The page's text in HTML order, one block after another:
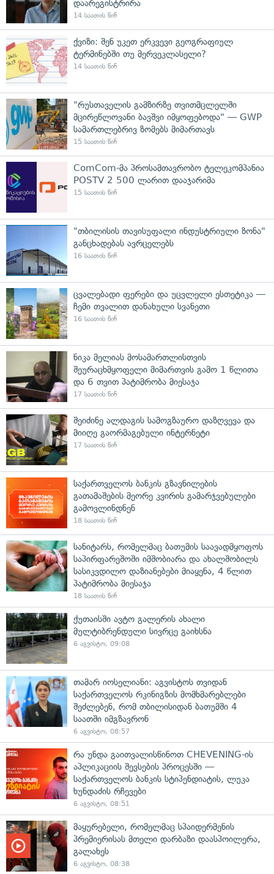
დაარეგისტრირა
14 საათის წინ
ქვიზი: შენ უკეთ ერკვევი გეოგრაფიულ
ტერმინებში თუ მერვეკლასელი?
14 საათის წინ
"რუსთაველის გამზირზე თვითმცლელში
მცირეწლოვანი ბავშვი იმყოფებოდა" — GWP
სამართლებრივ ზომებს მიმართავს
15 საათის წინ
ComCom-მა პროსამთავრობო ტელეკომპანია
POSTV 2 500 ლარით დააჯარიმა
15 საათის წინ
"თბილისის თავისუფალი ინდუსტრიული ზონა"
განცხადებას ავრცელებს
16 საათის წინ
ცვალებადი ფერები და უცვლელი ესთეტიკა —
ჩემი თვალით დანახული სვანეთი
16 საათის წინ
ნიკა მელიას მოსამართლისთვის
შეურაცხმყოფელი მიმართვის გამო 1 წლითა
და 6 თვით პატიმრობა მიესაჯა
17 საათის წინ
შეიძინე ალდაგის სამოგზაურო დაზღვევა და
მიიღე გაორმაგებული ინტერნეტი
17 საათის წინ
საქართველოს ბანკის გზავნილების
გათამაშების მეორე კვირის გამარჯვებულები
გამოვლინდნენ
18 საათის წინ
სანიტარს, რომელმაც ბათუმის საავადმყოფოს
საპირფარეშოში იმშობიარა და ახალშობილს
სასიკვდილო დაზიანებები მიაყენა, 4 წლით
პატიმრობა მიესაჯა
18 საათის წინ
ქუთაისში ავტო გალერის ახალი
მულტიბრენდული სივრცე გაიხსნა
6 აგვისტო, 09:08
თამარ იოსელიანი: აგვისტოს თვიდან
საქართველოს რკინიგზის მომხმარებლები
შეძლებენ, რომ თბილისიდან ბათუმში 4
საათში იმგზავრონ
6 აგვისტო, 08:57
რა უნდა გაითვალისწინოთ CHEVENING-ის
აპლიკაციის შევსების პროცესში —
საქართველოს ბანკის სტიპენდიატის, ლუკა
ხუნდაძის რჩევები
6 აგვისტო, 08:51
მაყურებელი, რომელმაც სპაიდერმენის
პრემიერისას მთელი დარბაზი დაასპოილერა,
გალახეს
6 აგვისტო, 08:38